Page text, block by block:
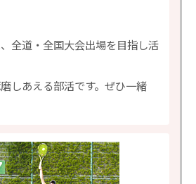
全道・全国大会出場を目指し活
しあえる部活です。ぜひ一緒